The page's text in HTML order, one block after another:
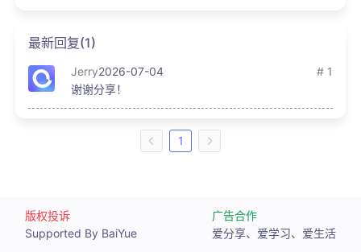
最新回复(1)
Jerry2026-07-04
# 1
谢谢分享！
1
版权投诉
Supported By BaiYue
广告合作
爱分享、爱学习、爱生活